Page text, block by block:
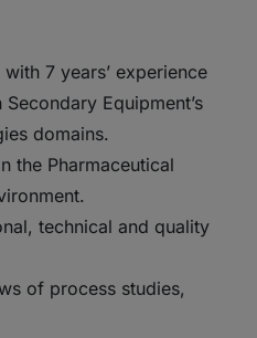
7 years’ experience
Equipment’s
domains.
the Pharmaceutical
technical and quality
of process studies,